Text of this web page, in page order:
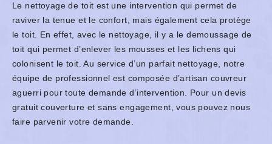
Le nettoyage de toit est une intervention qui permet de
raviver la tenue et le confort, mais également cela protège
le toit. En effet, avec le nettoyage, il y a le demoussage de
toit qui permet d’enlever les mousses et les lichens qui
colonisent le toit. Au service d’un parfait nettoyage, notre
équipe de professionnel est composée d’artisan couvreur
aguerri pour toute demande d’intervention. Pour un devis
gratuit couverture et sans engagement, vous pouvez nous
faire parvenir votre demande.